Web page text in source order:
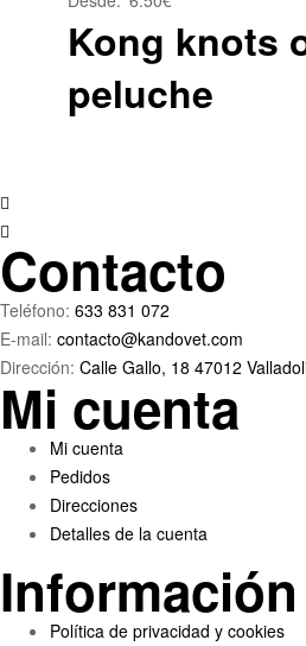
Kong knots
peluche
Contacto
Teléfono: 633 831 072
E-mail: contacto@kandovet.com
Dirección: Calle Gallo, 18 47012
Mi cuenta
Menú
Mi cuenta
Pedidos
Direcciones
Detalles de la cuenta
Información
Menú
Política de privacidad y cookies